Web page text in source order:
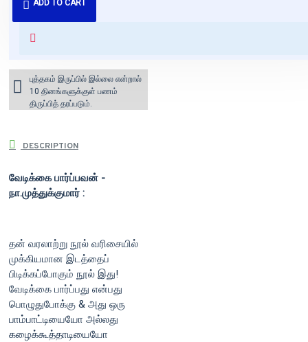
ADD TO CART
வைக்கப்படும்.
for orders above ₹1000 within
புத்தகம் இருப்பில் இல்லை என்றால்
10 தினங்களுக்குள் பணம்
திருப்பித் தரப்படும்.
DESCRIPTION
வேடிக்கை பார்ப்பவன் -
நா.முத்துக்குமார் :
தன் வரலாற்று நூல் வரிசையில்
முக்கியமான இடத்தைப்
பிடிக்கப்போகும் நூல் இது!
வேடிக்கை பார்ப்பது என்பது
பொழுதுபோக்கு & அது ஒரு
பாம்பாட்டியையோ அல்லது
கழைக்கூத்தாடியையோ